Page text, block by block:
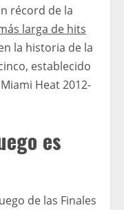
récord de la
larga de hits
la historia de la
establecido
Heat 2012-
es
de las Finales